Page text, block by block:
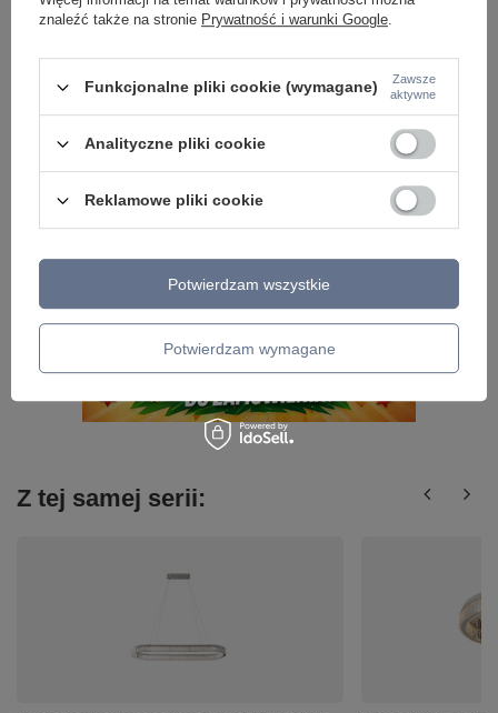
Z tej samej serii:
znaleźć także na stronie Prywatność i warunki Google.
Funkcjonalne pliki cookie (wymagane)
Zawsze
aktywne
Analityczne pliki cookie
Reklamowe pliki cookie
Potwierdzam wymagane
Potwierdzam wszystkie